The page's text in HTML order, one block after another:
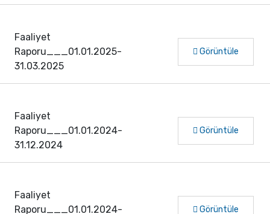
Faaliyet
Raporu___01.01.2025-
31.03.2025
Görüntüle
Faaliyet
Raporu___01.01.2024-
31.12.2024
Görüntüle
Faaliyet
Raporu___01.01.2024-
Görüntüle